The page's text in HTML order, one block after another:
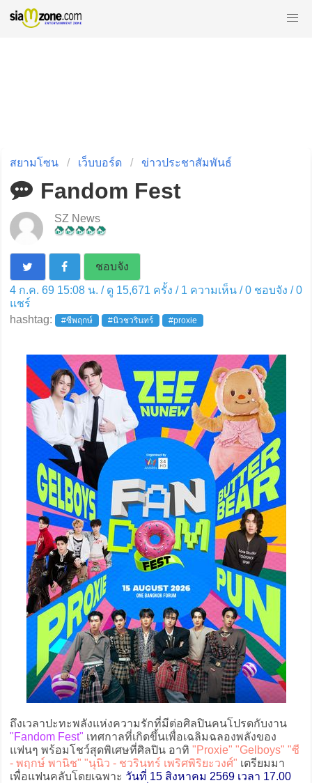
สยามโซน เว็บบอร์ด ข่าวประชาสัมพันธ์
Fandom Fest
SZ News
ชอบจัง
4 ก.ค. 69 15:08 น. / ดู 15,671 ครั้ง / 1 ความเห็น /0ชอบจัง /0
แชร์
hashtag:
#ซีพฤกษ์ #นิวชวรินทร์ #proxie
ถึงเวลาปะทะพลังแห่งความรักที่มีต่อศิลปินคนโปรดกับงาน
"Fandom Fest" เทศกาลที่เกิดขึ้นเพื่อเฉลิมฉลองพลังของ
แฟนๆ พร้อมโชว์สุดพิเศษที่ศิลปิน อาทิ "Proxie" "Gelboys" "ซี
- พฤกษ์ พานิช" "นุนิว - ชวรินทร์ เพริศพิริยะวงศ์" เตรียมมา
เพื่อแฟนคลับโดยเฉพาะ วันที่ 15 สิงหาคม 2569 เวลา 17.00